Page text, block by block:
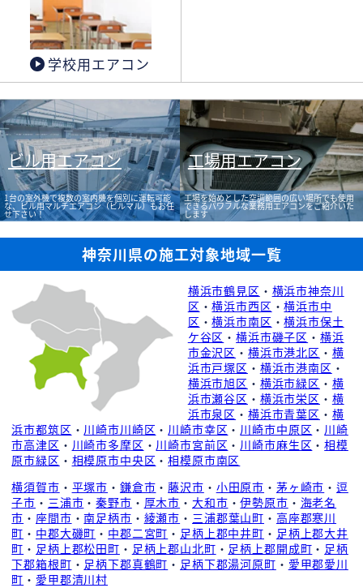
学校用エアコン
ビル用エアコン
1台の室外機で複数の室内機を個別に運転可能
な、ビル用マルチエアコン（ビルマル）もお任
せ下さい！
工場用エアコン
工場を始めとした空調範囲の広い場所でも使用
できるパワフルな業務用エアコンをご紹介いた
します
神奈川県の施工対象地域一覧
横浜市鶴見区 ・ 横浜市神奈川
区 ・横浜市西区 ・横浜市中
区 ・横浜市南区 ・横浜市保土
ケ谷区 ・横浜市磯子区 ・ 横浜
市金沢区 ・ 横浜市港北区 ・ 横
浜市戸塚区 ・ 横浜市港南区 ・
横浜市旭区 ・ 横浜市緑区 ・ 横
浜市瀬谷区 ・ 横浜市栄区 ・ 横
浜市泉区 ・ 横浜市青葉区 ・ 横
浜市都筑区 ・ 川崎市川崎区 ・ 川崎市幸区 ・ 川崎市中原区 ・ 川崎
市高津区 ・ 川崎市多摩区 ・ 川崎市宮前区 ・ 川崎市麻生区 ・相模
原市緑区 ・ 相模原市中央区 ・相模原市南区
横須賀市 ・ 平塚市 ・ 鎌倉市 ・藤沢市 ・ 小田原市 ・ 茅ヶ崎市 ・逗
子市 ・ 三浦市 ・秦野市 ・ 厚木市 ・ 大和市 ・伊勢原市 ・ 海老名
市 ・ 座間市 ・南足柄市 ・ 綾瀬市 ・ 三浦郡葉山町 ・ 高座郡寒川
町 ・ 中郡大磯町 ・ 中郡二宮町 ・ 足柄上郡中井町 ・ 足柄上郡大井
町 ・ 足柄上郡松田町 ・ 足柄上郡山北町 ・ 足柄上郡開成町 ・ 足柄
下郡箱根町 ・ 足柄下郡真鶴町 ・ 足柄下郡湯河原町 ・ 愛甲郡愛川
町 ・ 愛甲郡清川村